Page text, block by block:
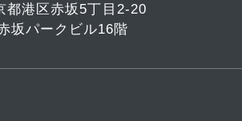
都港区赤坂5丁目2-20
坂パークビル16階